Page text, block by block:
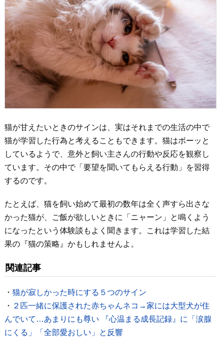
猫が甘えたいときのサインは、実はそれまでの生活の中で
猫が学習した行為と考えることもできます。猫はボーッと
しているようで、意外と飼い主さんの行動や反応を観察し
ています。その中で「要望を聞いてもらえる行動」を習得
するのです。
たとえば、猫を飼い始めて最初の数年は全く声すら出さな
かった猫が、ご飯が欲しいときに「ニャーン」と鳴くよう
になったという体験談もよく聞きます。これは学習した結
果の『猫の策略』かもしれませんよ。
関連記事
・ 猫が寂しかった時にする５つのサイン
・ ２匹一緒に保護された赤ちゃんネコ→家には大型犬が住
んでいて…あまりにも尊い 『心温まる成長記録』に「涙腺
にくる」「全部愛おしい」と反響